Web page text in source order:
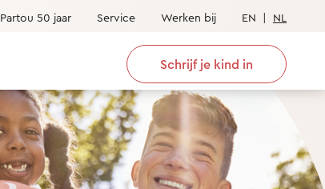
Partou 50 jaar Service Werken bij EN | NL
Schrijf je kind in